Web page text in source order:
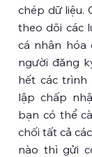
chép dữ liệu.
theo dõi các
cá nhân hóa
người đăng
hết các trình
lập chấp
bạn có thể
chối tất cả
nào thì gửi